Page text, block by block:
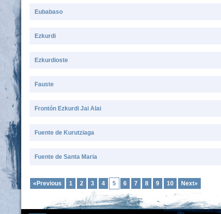
Eubabaso
Ezkurdi
Ezkurdioste
Fauste
Frontón Ezkurdi Jai Alai
Fuente de Kurutziaga
Fuente de Santa Maria
«Previous 1 2 3 4 5 6 7 8 9 10 Next»